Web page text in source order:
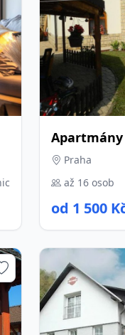
Apartmány
Praha
až 16 osob
od 1 500